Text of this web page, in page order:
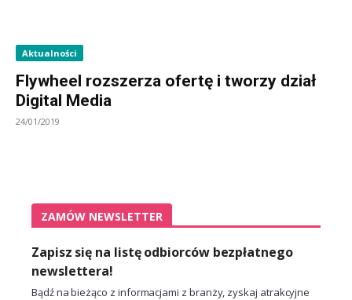
Aktualności
Flywheel rozszerza ofertę i tworzy dział
Digital Media
24/01/2019
ZAMÓW NEWSLETTER
Zapisz się na listę odbiorców bezpłatnego
newslettera!
Bądź na bieżąco z informacjami z branży, zyskaj atrakcyjne